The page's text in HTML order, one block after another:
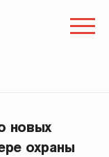
новых
охраны